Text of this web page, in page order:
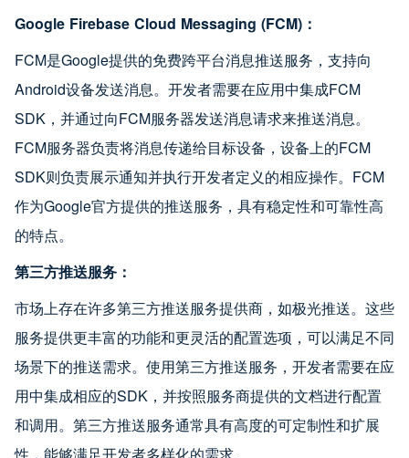
Google Firebase Cloud Messaging (FCM)：
FCM是Google提供的免费跨平台消息推送服务，支持向
Android设备发送消息。开发者需要在应用中集成FCM
SDK，并通过向FCM服务器发送消息请求来推送消息。
FCM服务器负责将消息传递给目标设备，设备上的FCM
SDK则负责展示通知并执行开发者定义的相应操作。FCM
作为Google官方提供的推送服务，具有稳定性和可靠性高
的特点。
第三方推送服务：
市场上存在许多第三方推送服务提供商，如极光推送。这些
服务提供更丰富的功能和更灵活的配置选项，可以满足不同
场景下的推送需求。使用第三方推送服务，开发者需要在应
用中集成相应的SDK，并按照服务商提供的文档进行配置
和调用。第三方推送服务通常具有高度的可定制性和扩展
性，能够满足开发者多样化的需求。